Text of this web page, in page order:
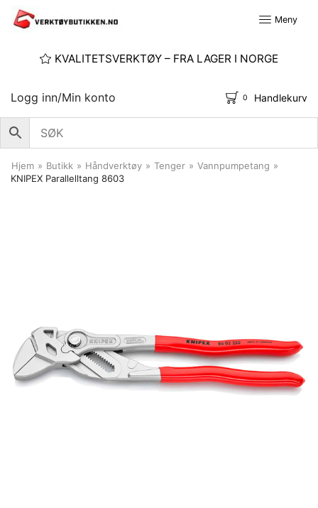
Meny
KVALITETSVERKTØY – FRA LAGER I NORGE
Logg inn/Min konto 0 Handlekurv
Hjem » Butikk » Håndverktøy » Tenger » Vannpumpetang »
KNIPEX Parallelltang 8603